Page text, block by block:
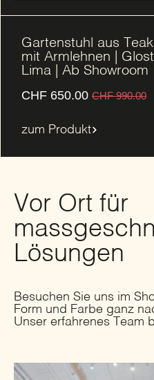
Gartenstuhl aus
mit Armlehnen |
Lima | Ab Showroom
CHF 650.00 CHF990.00
zum Produkt
Vor Ort für
Lösungen
Besuchen Sie uns im
Form und Farbe ganz
Unser erfahrenes Team